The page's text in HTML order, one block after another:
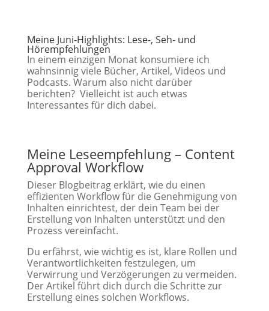
Meine Juni-Highlights: Lese-, Seh- und
Hörempfehlungen
In einem einzigen Monat konsumiere ich
wahnsinnig viele Bücher, Artikel, Videos und
Podcasts. Warum also nicht darüber
berichten? Vielleicht ist auch etwas
Interessantes für dich dabei.
Meine Leseempfehlung – Content
Approval Workflow
Dieser Blogbeitrag erklärt, wie du einen
effizienten Workflow für die Genehmigung von
Inhalten einrichtest, der dein Team bei der
Erstellung von Inhalten unterstützt und den
Prozess vereinfacht.
Du erfährst, wie wichtig es ist, klare Rollen und
Verantwortlichkeiten festzulegen, um
Verwirrung und Verzögerungen zu vermeiden.
Der Artikel führt dich durch die Schritte zur
Erstellung eines solchen Workflows.